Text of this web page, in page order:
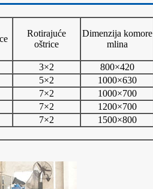
Rotirajuće
oštrice
Dimenzija komore
mlina
3×2 800×420
5×2 1000×630
7×2 1000×700
7×2 1200×700
7×2 1500×800